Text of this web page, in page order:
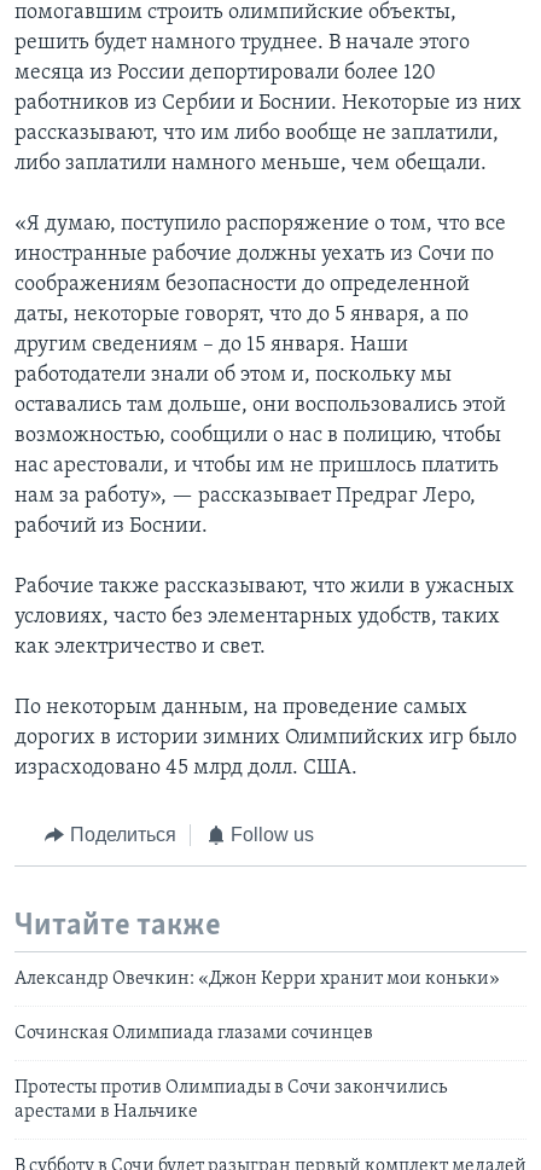
помогавшим строить олимпийские объекты,
решить будет намного труднее. В начале этого
месяца из России депортировали более 120
работников из Сербии и Боснии. Некоторые из них
рассказывают, что им либо вообще не заплатили,
либо заплатили намного меньше, чем обещали.
«Я думаю, поступило распоряжение о том, что все
иностранные рабочие должны уехать из Сочи по
соображениям безопасности до определенной
даты, некоторые говорят, что до 5 января, а по
другим сведениям – до 15 января. Наши
работодатели знали об этом и, поскольку мы
оставались там дольше, они воспользовались этой
возможностью, сообщили о нас в полицию, чтобы
нас арестовали, и чтобы им не пришлось платить
нам за работу», — рассказывает Предраг Леро,
рабочий из Боснии.
Рабочие также рассказывают, что жили в ужасных
условиях, часто без элементарных удобств, таких
как электричество и свет.
По некоторым данным, на проведение самых
дорогих в истории зимних Олимпийских игр было
израсходовано 45 млрд долл. США.
Поделиться Follow us
Читайте также
Александр Овечкин: «Джон Керри хранит мои коньки»
Сочинская Олимпиада глазами сочинцев
Протесты против Олимпиады в Сочи закончились
арестами в Нальчике